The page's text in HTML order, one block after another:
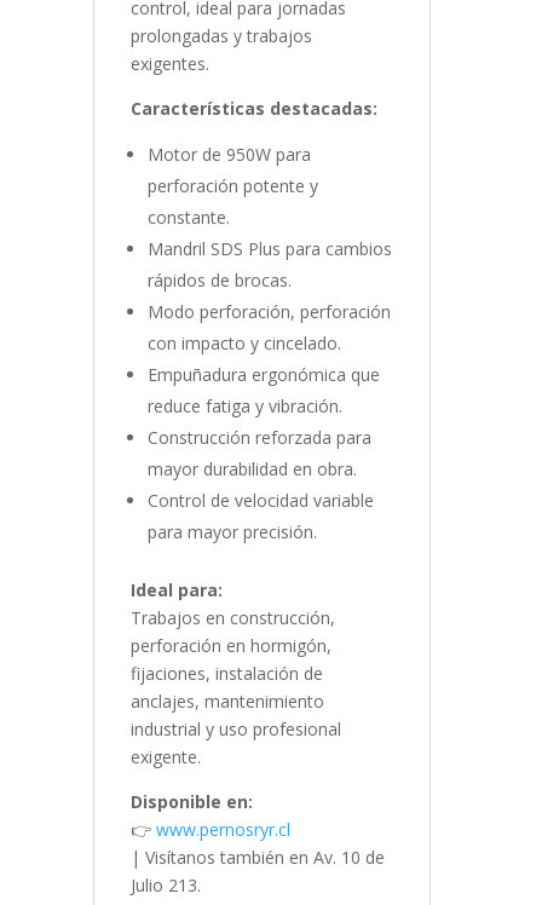
control, ideal para jornadas
prolongadas y trabajos
exigentes.
Características destacadas:
Motor de 950W para
perforación potente y
constante.
Mandril SDS Plus para cambios
rápidos de brocas.
Modo perforación, perforación
con impacto y cincelado.
Empuñadura ergonómica que
reduce fatiga y vibración.
Construcción reforzada para
mayor durabilidad en obra.
Control de velocidad variable
para mayor precisión.
Ideal para:
Trabajos en construcción,
perforación en hormigón,
fijaciones, instalación de
anclajes, mantenimiento
industrial y uso profesional
exigente.
Disponible en:
👉 www.pernosryr.cl
| Visítanos también en Av. 10 de
Julio 213.